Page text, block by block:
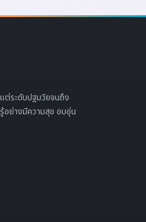
ระดับปฐมวัยจนถึง
อย่างมีความสุข อบอุ่น